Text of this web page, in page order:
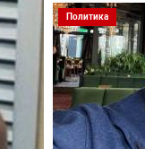
Политика